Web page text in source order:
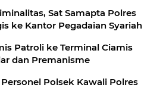
Sat Samapta Polres
ke Kantor Pegadaian Syariah
Patroli ke Terminal Ciamis
dan Premanisme
Polsek Kawali Polres